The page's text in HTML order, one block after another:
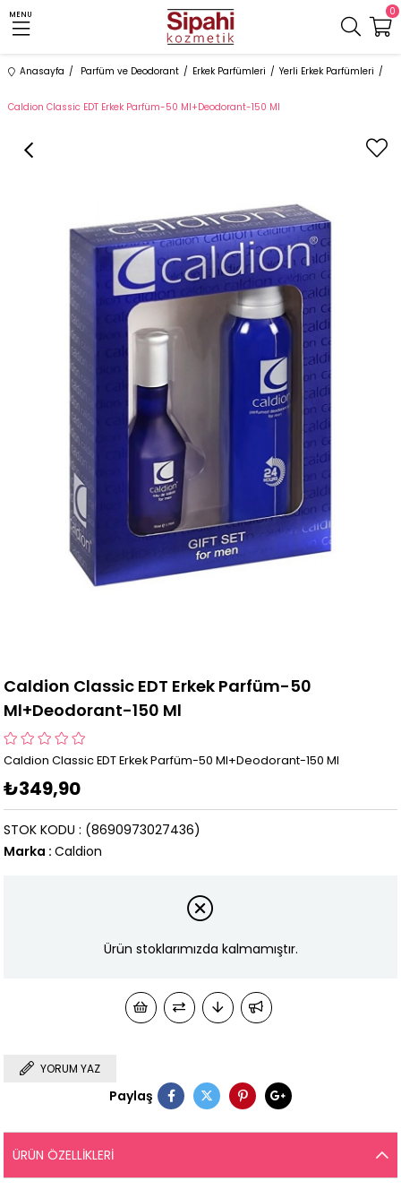
MENU 0
Anasayfa Parfüm ve Deodorant Erkek Parfümleri Yerli Erkek Parfümleri
Caldion Classic EDT Erkek Parfüm-50 Ml+Deodorant-150 Ml
Caldion Classic EDT Erkek Parfüm-50
Ml+Deodorant-150 Ml
Caldion Classic EDT Erkek Parfüm-50 Ml+Deodorant-150 Ml
₺349,90
STOK KODU
(8690973027436)
Marka : Caldion
Ürün stoklarımızda kalmamıştır.
YORUM YAZ
Paylaş
ÜRÜN ÖZELLIKLERI